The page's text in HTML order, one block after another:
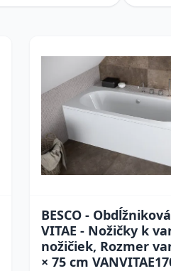
BESCO -
VITAE - Nožičky k
nožičiek, Rozmer
× 75 cm